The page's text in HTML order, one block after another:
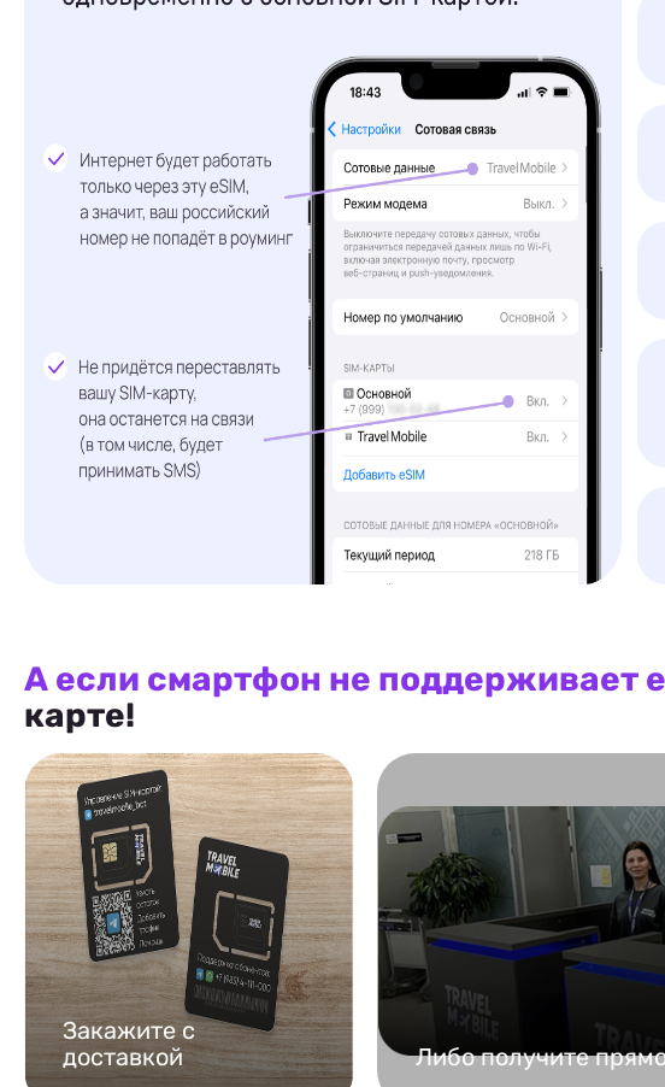
А если смартфон не поддерживает
карте!
Закажите с
доставкой
Либо получите